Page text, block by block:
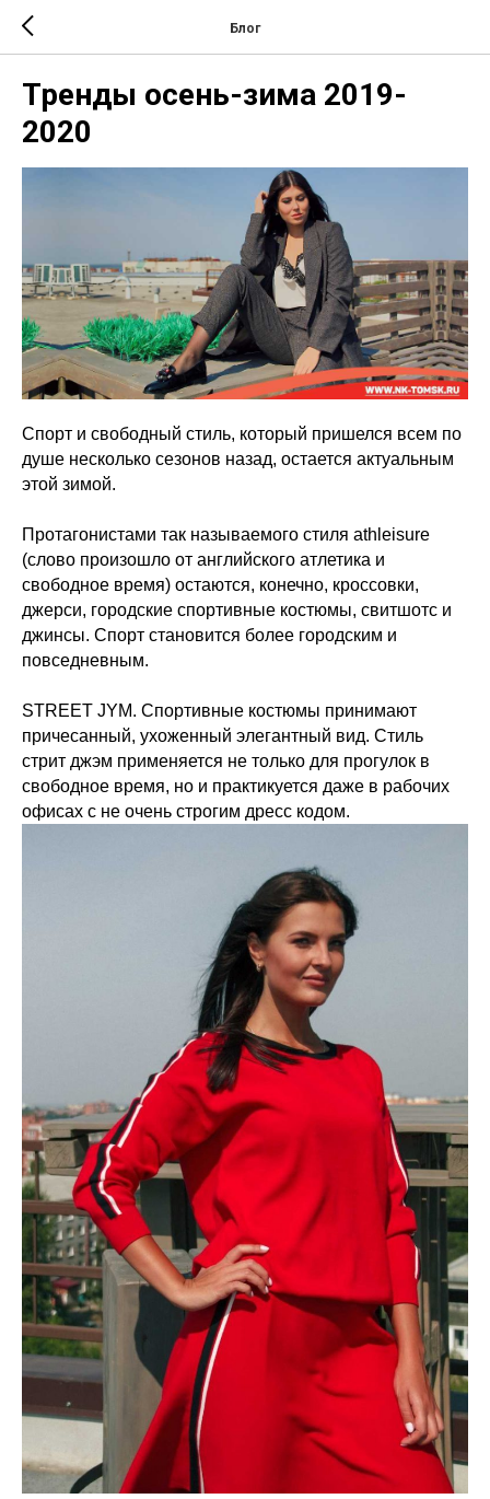
Блог
Тренды осень-зима 2019-
2020
Спорт и свободный стиль, который пришелся всем по
душе несколько сезонов назад, остается актуальным
этой зимой.
Протагонистами так называемого стиля athleisure
(слово произошло от английского атлетика и
свободное время) остаются, конечно, кроссовки,
джерси, городские спортивные костюмы, свитшотс и
джинсы. Спорт становится более городским и
повседневным.
STREET JYM. Спортивные костюмы принимают
причесанный, ухоженный элегантный вид. Стиль
стрит джэм применяется не только для прогулок в
свободное время, но и практикуется даже в рабочих
офисах с не очень строгим дресс кодом.